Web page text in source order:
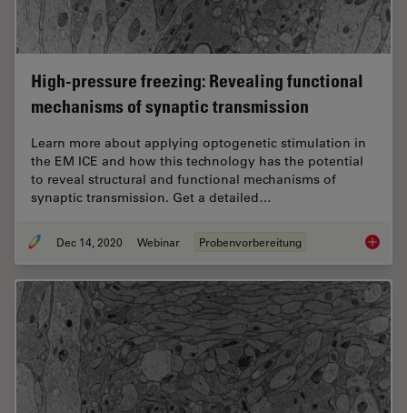
High-pressure freezing: Revealing functional
mechanisms of synaptic transmission
Learn more about applying optogenetic stimulation in
the EM ICE and how this technology has the potential
to reveal structural and functional mechanisms of
synaptic transmission. Get a detailed…
Dec 14, 2020 Webinar Probenvorbereitung High-